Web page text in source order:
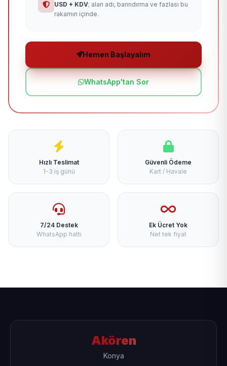
USD + KDV; alan adı, barındırma ve fazlası bu
rakamın içinde.
Hemen Başlayalım
WhatsApp'tan Sor
Hızlı Teslimat
1-3 iş günü
Güvenli Ödeme
Kart / Havale
7/24 Destek
WhatsApp hattı
Ek Ücret Yok
Net tek fiyat
Akören
Konya